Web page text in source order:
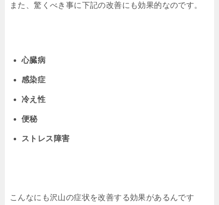
また、驚くべき事に下記の改善にも効果的なのです。
心臓病
感染症
冷え性
便秘
ストレス障害
こんなにも沢山の症状を改善する効果があるんです